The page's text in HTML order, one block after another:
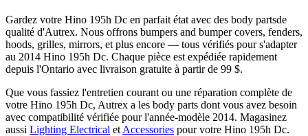
Gardez votre Hino 195h Dc en parfait état avec des body partsde
qualité d'Autrex. Nous offrons bumpers and bumper covers, fenders,
hoods, grilles, mirrors, et plus encore — tous vérifiés pour s'adapter
au 2014 Hino 195h Dc. Chaque pièce est expédiée rapidement
depuis l'Ontario avec livraison gratuite à partir de 99 $.
Que vous fassiez l'entretien courant ou une réparation complète de
votre Hino 195h Dc, Autrex a les body parts dont vous avez besoin
avec compatibilité vérifiée pour l'année-modèle 2014. Magasinez
aussi Lighting Electrical et Accessories pour votre Hino 195h Dc.